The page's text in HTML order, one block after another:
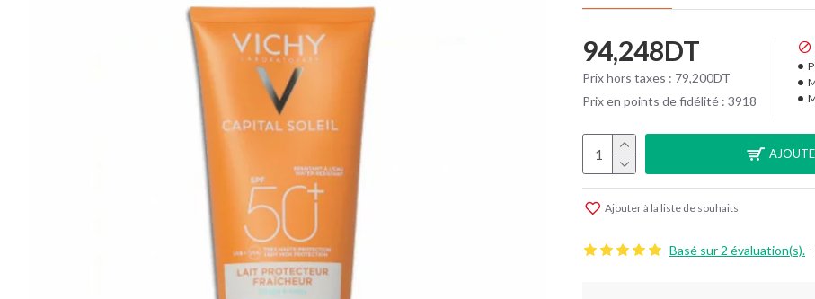
Basé sur 2 évaluation(s). -
94,248DT
Prix hors taxes : 79,200DT
Prix en points de fidélité : 3918
Ajouter à la liste de souhaits